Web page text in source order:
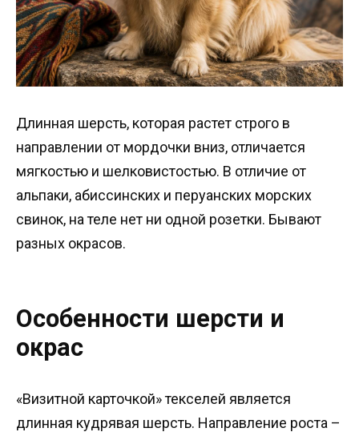
Длинная шерсть, которая растет строго в
направлении от мордочки вниз, отличается
мягкостью и шелковистостью. В отличие от
альпаки, абиссинских и перуанских морских
свинок, на теле нет ни одной розетки. Бывают
разных окрасов.
Особенности шерсти и
окрас
«Визитной карточкой» текселей является
длинная кудрявая шерсть. Направление роста –